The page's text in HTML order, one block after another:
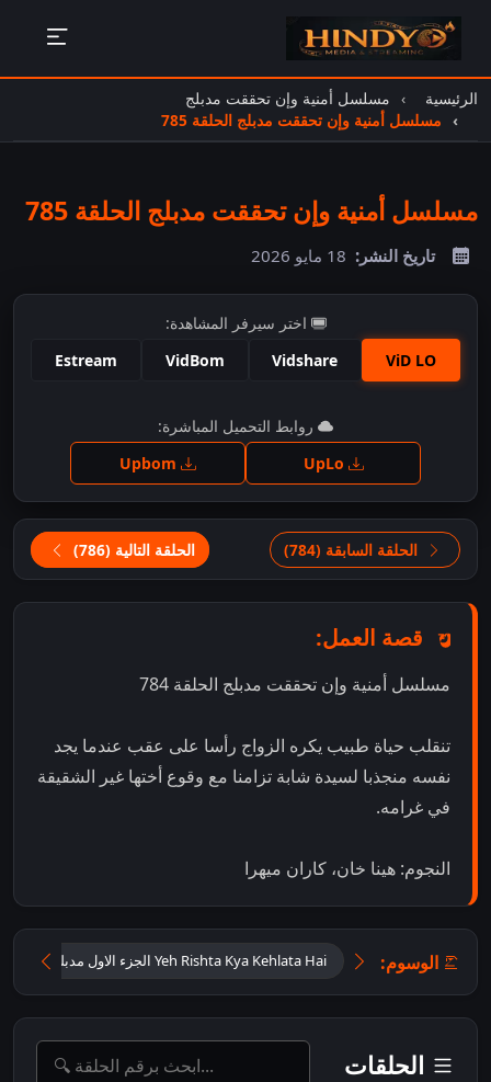
الرئيسية
مسلسل أمنية وإن تحققت مدبلج
مسلسل أمنية وإن تحققت مدبلج الحلقة 785
مسلسل أمنية وإن تحققت مدبلج الحلقة 785
تاريخ النشر: 18 مايو 2026
اختر سيرفر المشاهدة:
ViD LO
Vidshare
VidBom
Estream
اضغط للمشاهدة
روابط التحميل المباشرة:
الحلقة السابقة (784) الحلقة التالية (786)
قصة العمل:
مسلسل أمنية وإن تحققت مدبلج الحلقة 784
تنقلب حياة طبيب يكره الزواج رأسا على عقب عندما يجد
نفسه منجذبا لسيدة شابة تزامنا مع وقوع أختها غير الشقيقة
في غرامه.
النجوم: هينا خان، كاران ميهرا
الوسوم: Yeh Rishta Kya Kehlata Hai الجزء الاول مدبلج اون لاين
الحلقات